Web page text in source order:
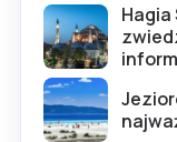
Hagia